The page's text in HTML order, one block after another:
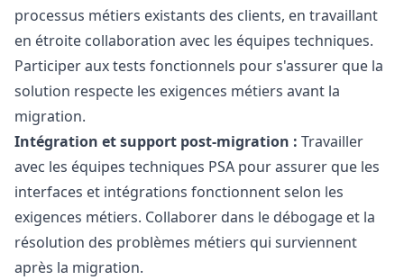
processus métiers existants des clients, en travaillant
en étroite collaboration avec les équipes techniques.
Participer aux tests fonctionnels pour s'assurer que la
solution respecte les exigences métiers avant la
migration.
Intégration et support post-migration : Travailler
avec les équipes techniques PSA pour assurer que les
interfaces et intégrations fonctionnent selon les
exigences métiers. Collaborer dans le débogage et la
résolution des problèmes métiers qui surviennent
après la migration.